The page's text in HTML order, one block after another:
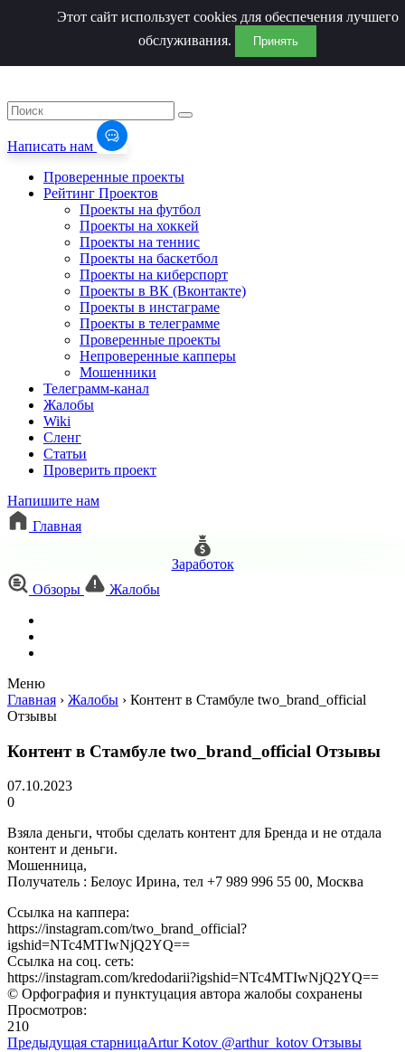
Написать нам
Проверенные проекты
Рейтинг Проектов
Проекты на футбол
Проекты на хоккей
Проекты на теннис
Проекты на баскетбол
Проекты на киберспорт
Проекты в ВК (Вконтакте)
Проекты в инстаграме
Проекты в телеграмме
Проверенные проекты
Непроверенные капперы
Мошенники
Телеграмм-канал
Жалобы
Wiki
Сленг
Статьи
Проверить проект
Напишите нам
Главная
Заработок
Обзоры
Жалобы
Меню
Этот сайт использует cookies для обеспечения лучшего
обслуживания.
Принять
Главная › Жалобы › Контент в Стамбуле two_brand_official
Отзывы
Контент в Стамбуле two_brand_official Отзывы
07.10.2023
0
Взяла деньги, чтобы сделать контент для Бренда и не отдала
контент и деньги.
Мошенница,
Получатель : Белоус Ирина, тел +7 989 996 55 00, Москва
Ссылка на каппера:
https://instagram.com/two_brand_official?
igshid=NTc4MTIwNjQ2YQ==
Ссылка на соц. сеть:
https://instagram.com/kredodarii?igshid=NTc4MTIwNjQ2YQ==
© Орфография и пунктуцация автора жалобы сохранены
Просмотров:
210
Предыдущая старницаArtur Kotov @arthur_kotov Отзывы